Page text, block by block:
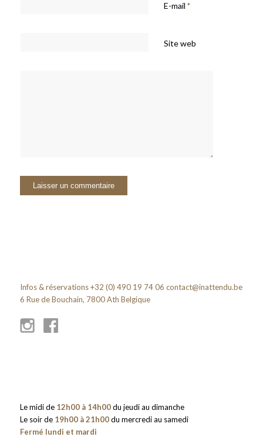
E-mail *
Site web
Infos & réservations +32 (0) 490 19 74 06 contact@inattendu.be
6 Rue de Bouchain, 7800 Ath Belgique
Le midi de 12h00 à 14h00du jeudi au dimanche
Le soir de 19h00 à 21h00du mercredi au samedi
Fermé lundi et mardi